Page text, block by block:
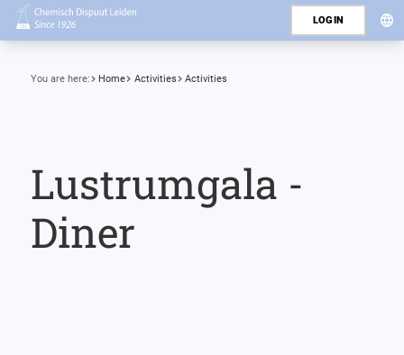
LOGIN
You are here: Home Activities Activities
Lustrumgala -
Diner